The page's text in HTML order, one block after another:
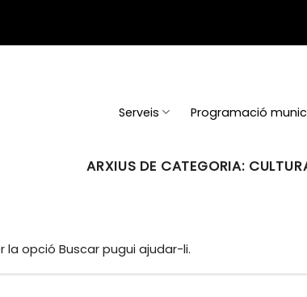
Serveis Programació
ARXIUS DE CATEGORIA:
la opció Buscar pugui ajudar-li.